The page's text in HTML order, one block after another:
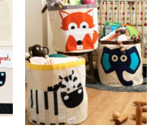
Aggiungi
alla lista
dei
desideri